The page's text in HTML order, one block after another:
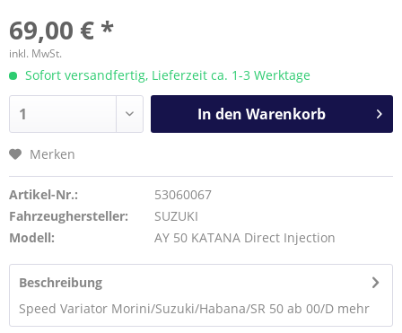
69,00 € *
inkl. MwSt.
Sofort versandfertig, Lieferzeit ca. 1-3 Werktage
In den Warenkorb
Merken
Artikel-Nr.:
53060067
Fahrzeughersteller:
SUZUKI
Modell:
AY 50 KATANA Direct Injection
Beschreibung
Speed Variator Morini/Suzuki/Habana/SR 50 ab 00/D mehr